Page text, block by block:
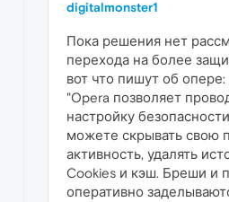
digitalmonster1
Пока решения нет
перехода на более
вот что пишут об опере:
"Opera позволяет
настройку
можете скрывать свою
активность, удалять
Cookies и кэш. Бреши и
оперативно